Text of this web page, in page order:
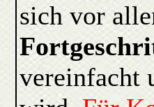
sich vor
vereinfacht